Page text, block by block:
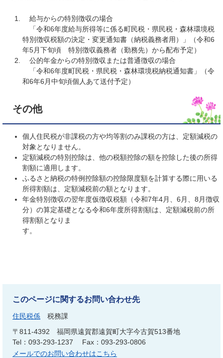
給与からの特別徴収の場合
「令和6年度給与所得等に係る町民税・県民税・森林環境税
特別徴収税額の決定・変更通知書（納税義務者用）」（令和6
年5月下旬頃 特別徴収義務者（勤務先）から配布予定）
公的年金からの特別徴収または普通徴収の場合
「令和6年度町民税・県民税・森林環境税納税通知書」（令
和6年6月中旬頃個人あて送付予定）
その他
個人住民税が非課税の方や均等割のみ課税の方は、定額減税の
対象となりません。
定額減税の特別控除は、他の税額控除の額を控除した後の所得
割額に適用します。
ふるさと納税の特例控除額の控除限度額を計算する際に用いる
所得割額は、定額減税前の額となります。
年金特別徴収の翌年度仮徴収税額（令和7年4月、6月、8月徴収
分）の算定基礎となる令和6年度所得割額は、定額減税前の所
得割額となりま
す。
このページに関するお問い合わせ先
住民税係
税務課
〒811-4392
福岡県遠賀郡遠賀町大字今古賀513番地
Tel：093-293-1237
Fax：093-293-0806
メールでのお問い合わせはこちら